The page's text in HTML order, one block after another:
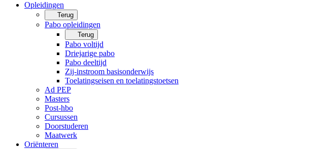
Opleidingen
Terug
Pabo opleidingen
Terug
Pabo voltijd
Driejarige pabo
Pabo deeltijd
Zij-instroom basisonderwijs
Toelatingseisen en toelatingstoetsen
Ad PEP
Masters
Post-hbo
Cursussen
Doorstuderen
Maatwerk
Oriënteren